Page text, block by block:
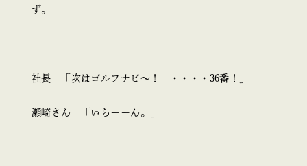
ず。
社長 「次はゴルフナビ～！ ・・・・36番！」
瀬崎さん 「いらーーん。」